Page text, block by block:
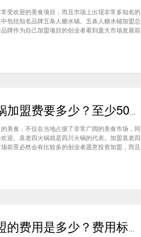
受欢迎的美食项目，而且市场上出现非常多知名的
包括知名品牌五条人糖水铺。五条人糖水铺加盟总
牌作为自己加盟项目的创业者看到庞大市场发展前
前来考察。五条人糖水铺加盟总部在哪里？五条人
加盟袁老四火锅加盟费要多少？至少50万资金你准备好了吗？
美食，不仅在当地占据了非常广阔的美食市场，同
迎。袁老四火锅就是四川火锅的代表。加盟袁老四
前景必然会有比较多的创业者愿意投资加盟，而且
万资金你准备好了吗？加盟袁老四火锅加盟费要
小肥羊火锅加盟的费用是多少？费用标准如下看你是否符合加盟资格